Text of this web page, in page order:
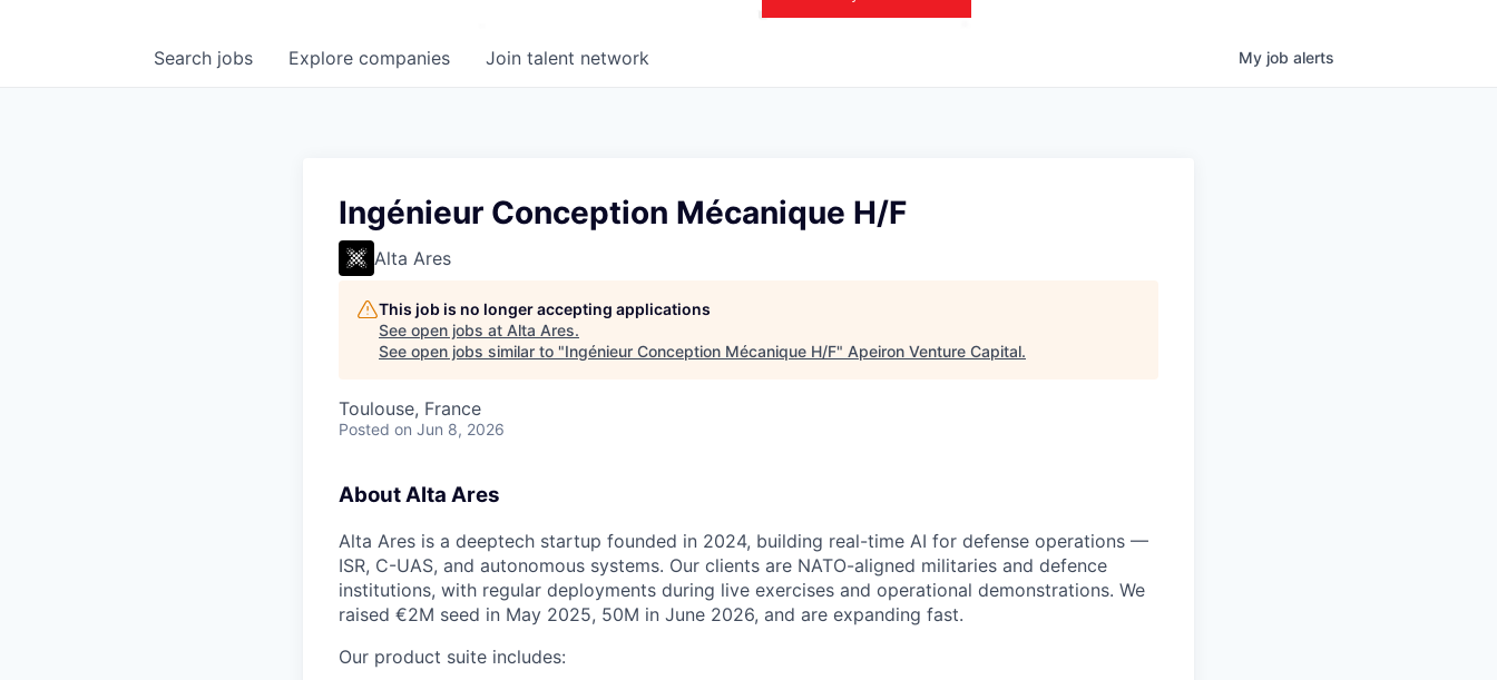
Search jobs Explore companies Join talent network My job alerts
Ingénieur Conception Mécanique H/F
Alta Ares
This job is no longer accepting applications
See open jobs at Alta Ares.
See open jobs similar to "Ingénieur Conception Mécanique H/F" Apeiron Venture Capital.
Toulouse, France
Posted on Jun 8, 2026
About Alta Ares
Alta Ares is a deeptech startup founded in 2024, building real-time AI for defense operations —
ISR, C-UAS, and autonomous systems. Our clients are NATO-aligned militaries and defence
institutions, with regular deployments during live exercises and operational demonstrations. We
raised €2M seed in May 2025, 50M in June 2026, and are expanding fast.
Our product suite includes: